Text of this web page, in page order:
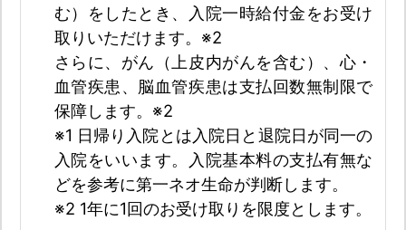
む）をしたとき、入院一時給付金をお受け
取りいただけます。※2
さらに、がん（上皮内がんを含む）、心・
血管疾患、脳血管疾患は支払回数無制限で
保障します。※2
※1 日帰り入院とは入院日と退院日が同一の
入院をいいます。入院基本料の支払有無な
どを参考に第一ネオ生命が判断します。
※2 1年に1回のお受け取りを限度とします。